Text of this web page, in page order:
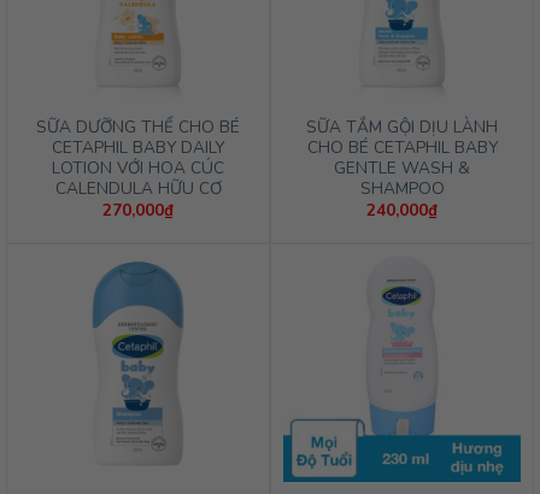
SỮA DƯỠNG THỂ CHO BÉ
CETAPHIL BABY DAILY
LOTION VỚI HOA CÚC
CALENDULA HỮU CƠ
270,000₫
SỮA TẮM GỘI DỊU LÀNH
CHO BÉ CETAPHIL BABY
GENTLE WASH &
SHAMPOO
240,000₫